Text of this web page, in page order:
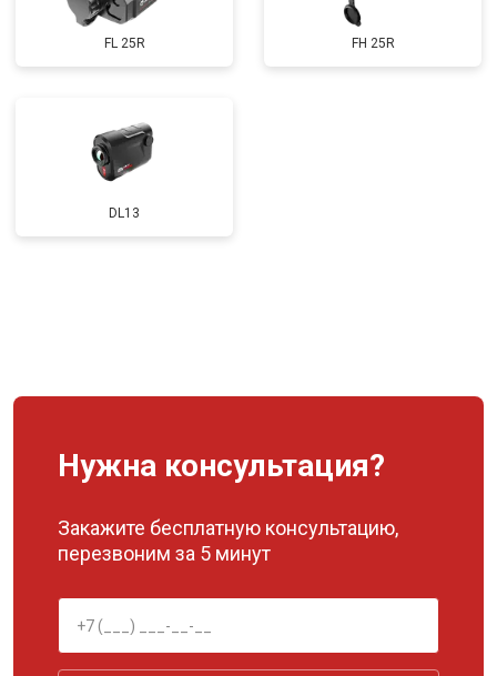
FL 25R FH 25R
DL13
Нужна консультация?
Закажите бесплатную консультацию,
перезвоним за 5 минут